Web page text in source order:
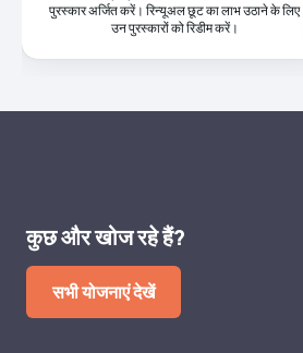
पुरस्कार अर्जित करें। रिन्यूअल छूट का लाभ उठाने के लिए
उन पुरस्कारों को रिडीम करें।
कुछ और खोज रहे हैं?
सभी योजनाएं देखें